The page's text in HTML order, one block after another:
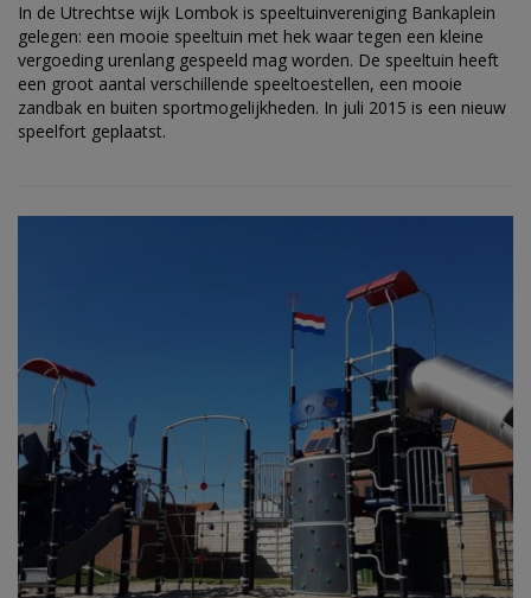
In de Utrechtse wijk Lombok is speeltuinvereniging Bankaplein
gelegen: een mooie speeltuin met hek waar tegen een kleine
vergoeding urenlang gespeeld mag worden. De speeltuin heeft
een groot aantal verschillende speeltoestellen, een mooie
zandbak en buiten sportmogelijkheden. In juli 2015 is een nieuw
speelfort geplaatst.